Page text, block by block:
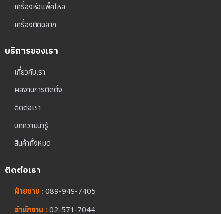
เครื่องห่อแพ็คโหล
เครื่องติดฉลาก
บริการของเรา
เกี่ยวกับเรา
ผลงานการติดตั้ง
ติดต่อเรา
บทความน่ารู้
สินค้าทั้งหมด
ติดต่อเรา
ฝ่ายขาย :089-949-7405
สำนักงาน :02-571-7044